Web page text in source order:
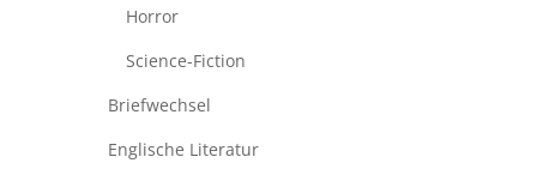
Horror
Science-Fiction
Briefwechsel
Englische Literatur